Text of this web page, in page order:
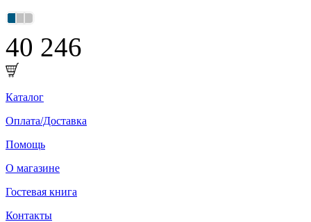
40 246
Каталог
Оплата/Доставка
Помощь
О магазине
Гостевая книга
Контакты